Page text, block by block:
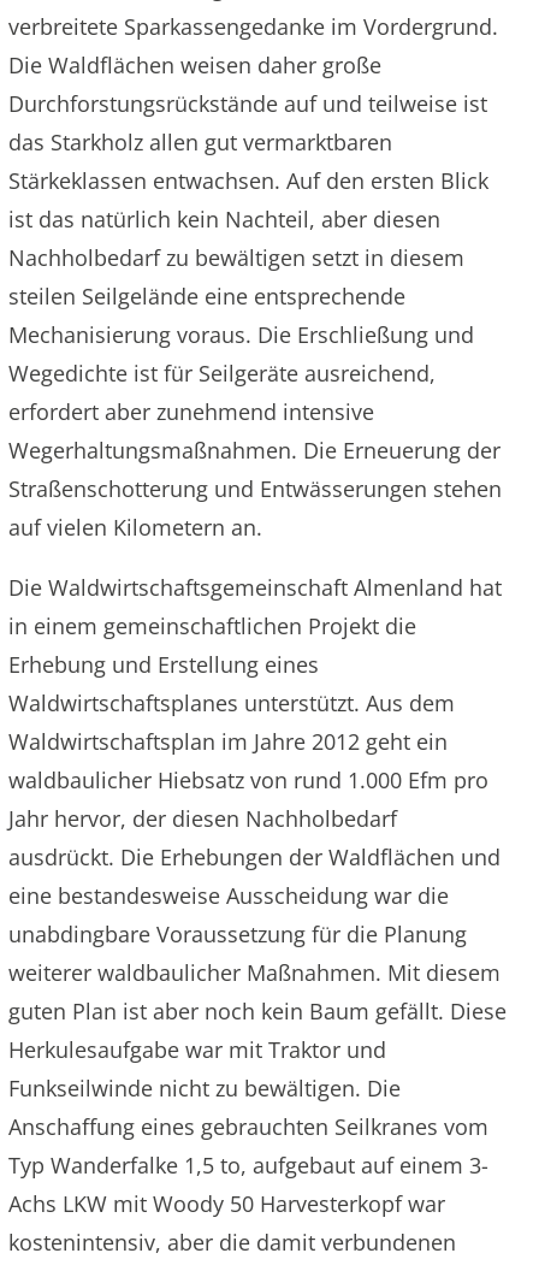
verbreitete Sparkassengedanke im Vordergrund.
Die Waldflächen weisen daher große
Durchforstungsrückstände auf und teilweise ist
das Starkholz allen gut vermarktbaren
Stärkeklassen entwachsen. Auf den ersten Blick
ist das natürlich kein Nachteil, aber diesen
Nachholbedarf zu bewältigen setzt in diesem
steilen Seilgelände eine entsprechende
Mechanisierung voraus. Die Erschließung und
Wegedichte ist für Seilgeräte ausreichend,
erfordert aber zunehmend intensive
Wegerhaltungsmaßnahmen. Die Erneuerung der
Straßenschotterung und Entwässerungen stehen
auf vielen Kilometern an.
Die Waldwirtschaftsgemeinschaft Almenland hat
in einem gemeinschaftlichen Projekt die
Erhebung und Erstellung eines
Waldwirtschaftsplanes unterstützt. Aus dem
Waldwirtschaftsplan im Jahre 2012 geht ein
waldbaulicher Hiebsatz von rund 1.000 Efm pro
Jahr hervor, der diesen Nachholbedarf
ausdrückt. Die Erhebungen der Waldflächen und
eine bestandesweise Ausscheidung war die
unabdingbare Voraussetzung für die Planung
weiterer waldbaulicher Maßnahmen. Mit diesem
guten Plan ist aber noch kein Baum gefällt. Diese
Herkulesaufgabe war mit Traktor und
Funkseilwinde nicht zu bewältigen. Die
Anschaffung eines gebrauchten Seilkranes vom
Typ Wanderfalke 1,5 to, aufgebaut auf einem 3-
Achs LKW mit Woody 50 Harvesterkopf war
kostenintensiv, aber die damit verbundenen